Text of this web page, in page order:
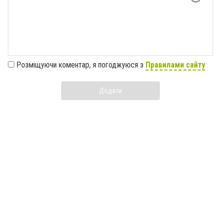
Розміщуючи коментар, я погоджуюся з Правилами сайту
Додати